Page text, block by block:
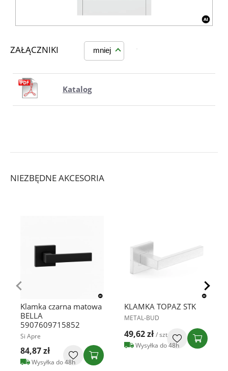
ZAŁĄCZNIKI mniej
Katalog
NIEZBĘDNE AKCESORIA
Klamka czarna matowa
BELLA
5907609715852
Si Apre
84,87 zł
Wysyłka do 48h
KLAMKA TOPAZ STK
METAL-BUD
49,62 zł / szt
Wysyłka do 48h